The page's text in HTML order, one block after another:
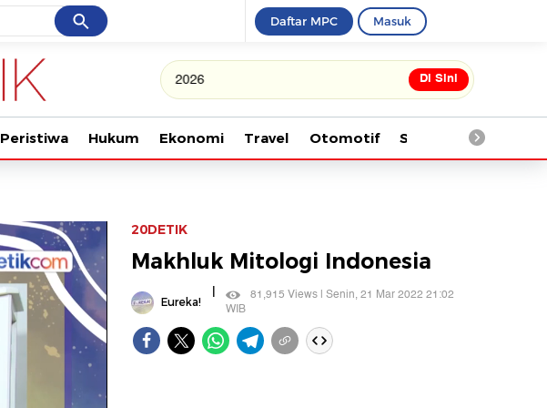
Cancel Daftar MPC Masuk
Tonton kabar terbaru PIALA
Di Sini
Peristiwa Hukum Ekonomi Travel Otomotif Saintek
20DETIK
Makhluk Mitologi Indonesia
Eureka!|
81,915 Views | Senin, 21 Mar 2022 21:02
WIB